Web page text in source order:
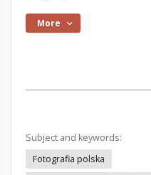
More
Subject and keywords:
Fotografia polska